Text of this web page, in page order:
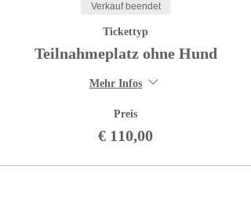
Verkauf beendet
Tickettyp
Teilnahmeplatz ohne Hund
Mehr Infos
Preis
€ 110,00